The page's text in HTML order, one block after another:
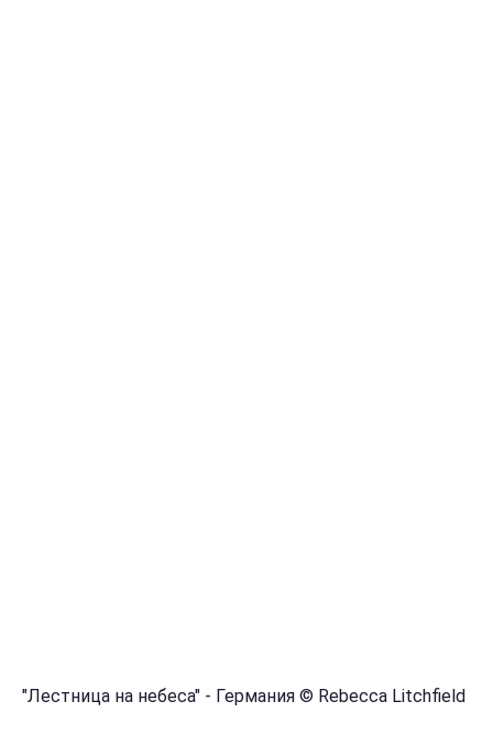
"Лестница на небеса" - Германия © Rebecca Litchfield